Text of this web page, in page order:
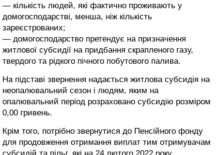
— кількість людей, які фактично проживають у
домогосподарстві, менша, ніж кількість
зареєстрованих;
— домогосподарство претендує на призначення
житлової субсидії на придбання скрапленого газу,
твердого та рідкого пічного побутового палива.
На підставі звернення надається житлова субсидія на
неопалювальний сезон і людям, яким на
опалювальний період розраховано субсидію розміром
0,00 гривень.
Крім того, потрібно звернутися до Пенсійного фонду
для продовження отримання виплат тим отримувачам